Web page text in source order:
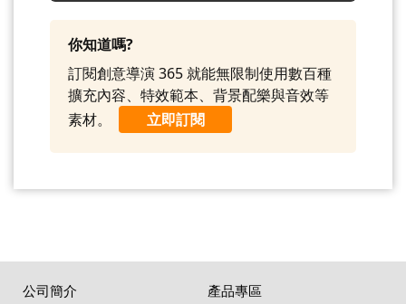
09. BGM - Shunkashuutoo
10. BGM - Tabidachi
你知道嗎?
訂閱創意導演 365 就能無限制使用數百種
擴充內容、特效範本、背景配樂與音效等
素材。
立即訂閱
公司簡介 產品專區